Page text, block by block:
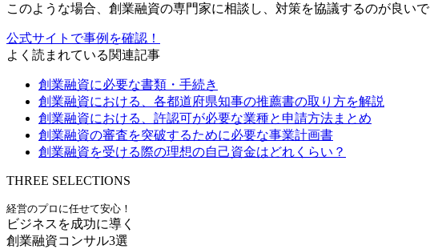
このような場合、創業融資の専門家に相談し、対策を協議するのが良いで
公式サイトで事例を確認！
よく読まれている関連記事
創業融資に必要な書類・手続き
創業融資における、各都道府県知事の推薦書の取り方を解説
創業融資における、許認可が必要な業種と申請方法まとめ
創業融資の審査を突破するために必要な事業計画書
創業融資を受ける際の理想の自己資金はどれくらい？
THREE SELECTIONS
経営のプロに任せて安心！
ビジネスを成功に導く
創業融資コンサル3選